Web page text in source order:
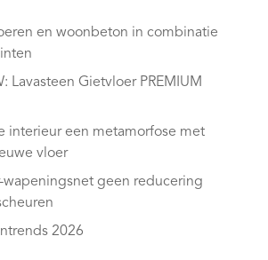
en woonbeton in combinatie
Lavasteen Gietvloer PREMIUM
interieur een metamorfose met
vloer
wapeningsnet geen reducering
2026